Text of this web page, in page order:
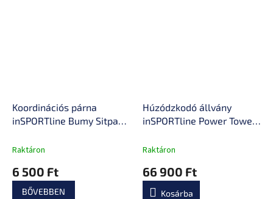
Koordinációs párna
inSPORTline Bumy Sitpad
Raktáron
6 500 Ft
BŐVEBBEN
Húzódzkodó állvány
inSPORTline Power Tower
acélszerkezet,
fogantyúkon,
csúszásmentes
Raktáron
66 900 Ft
Kosárba